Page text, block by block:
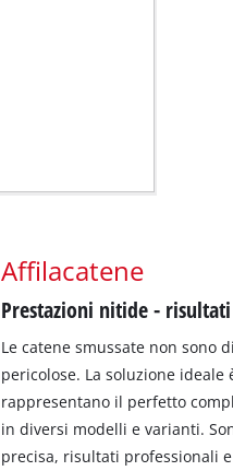
Affilacatene
Prestazioni nitide -
Le catene smussate non sono
pericolose. La soluzione
rappresentano il perfetto
in diversi modelli e varianti.
precisa, risultati professionali